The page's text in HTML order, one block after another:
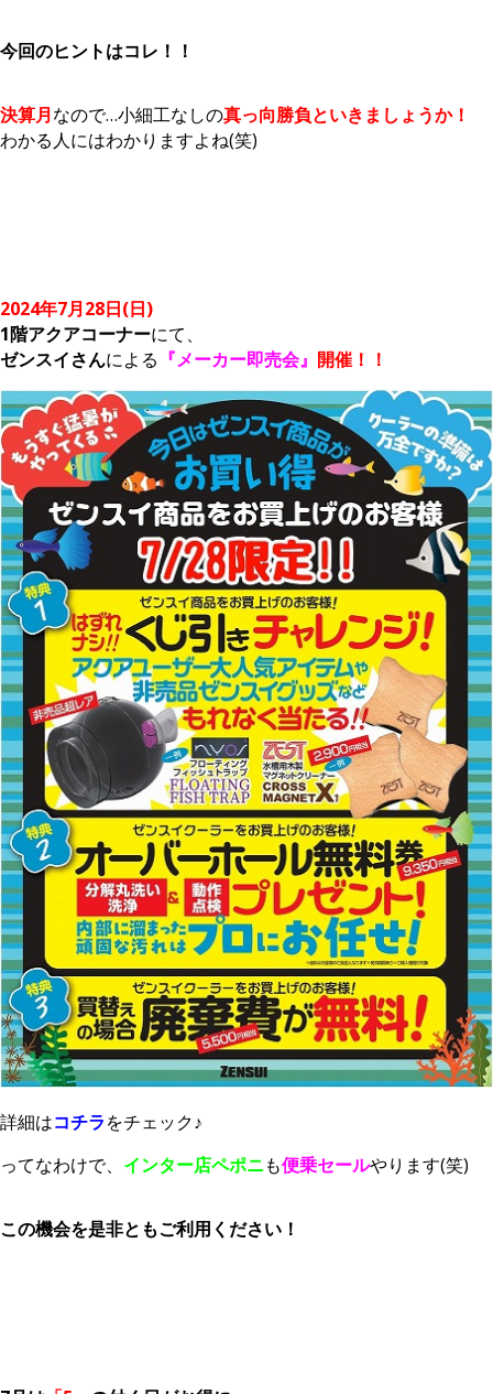
今回のヒントはコレ！！
決算月なので…小細工なしの真っ向勝負といきましょうか！
わかる人にはわかりますよね(笑)
2024年7月28日(日)
1階アクアコーナーにて、
ゼンスイさんによる 『メーカー即売会』 開催！！
詳細はコチラをチェック♪
ってなわけで、 インター店ペポニも便乗セールやります(笑)
この機会を是非ともご利用ください！